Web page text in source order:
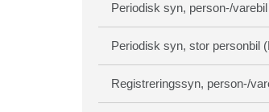
Periodisk syn, person-/
Periodisk syn, stor personbil
Registreringssyn, person-/